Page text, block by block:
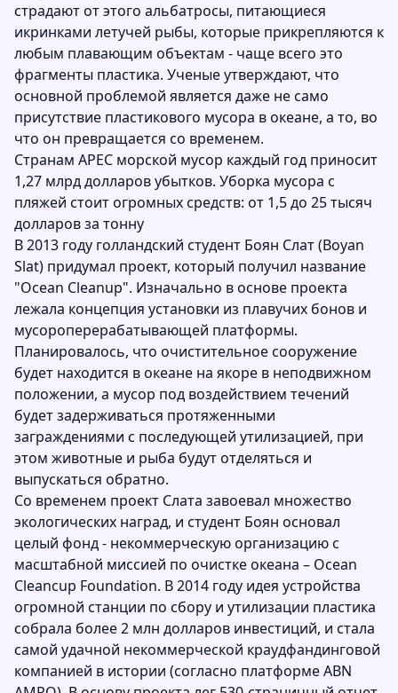
страдают от этого альбатросы, питающиеся
икринками летучей рыбы, которые прикрепляются к
любым плавающим объектам - чаще всего это
фрагменты пластика. Ученые утверждают, что
основной проблемой является даже не само
присутствие пластикового мусора в океане, а то, во
что он превращается со временем.
Странам АPEC морской мусор каждый год приносит
1,27 млрд долларов убытков. Уборка мусора с
пляжей стоит огромных средств: от 1,5 до 25 тысяч
долларов за тонну
В 2013 году голландский студент Боян Слат (Boyan
Slat) придумал проект, который получил название
"Ocean Cleanup". Изначально в основе проекта
лежала концепция установки из плавучих бонов и
мусороперерабатывающей платформы.
Планировалось, что очистительное сооружение
будет находится в океане на якоре в неподвижном
положении, а мусор под воздействием течений
будет задерживаться протяженными
заграждениями с последующей утилизацией, при
этом животные и рыба будут отделяться и
выпускаться обратно.
Со временем проект Слата завоевал множество
экологических наград, и студент Боян основал
целый фонд - некоммерческую организацию с
масштабной миссией по очистке океана – Ocean
Cleancup Foundation. В 2014 году идея устройства
огромной станции по сбору и утилизации пластика
собрала более 2 млн долларов инвестиций, и стала
самой удачной некоммерческой краудфандинговой
компанией в истории (согласно платформе ABN